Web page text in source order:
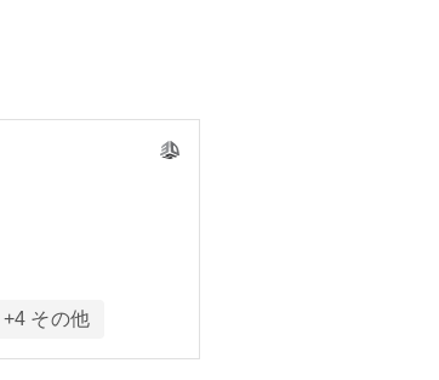
+4 その他